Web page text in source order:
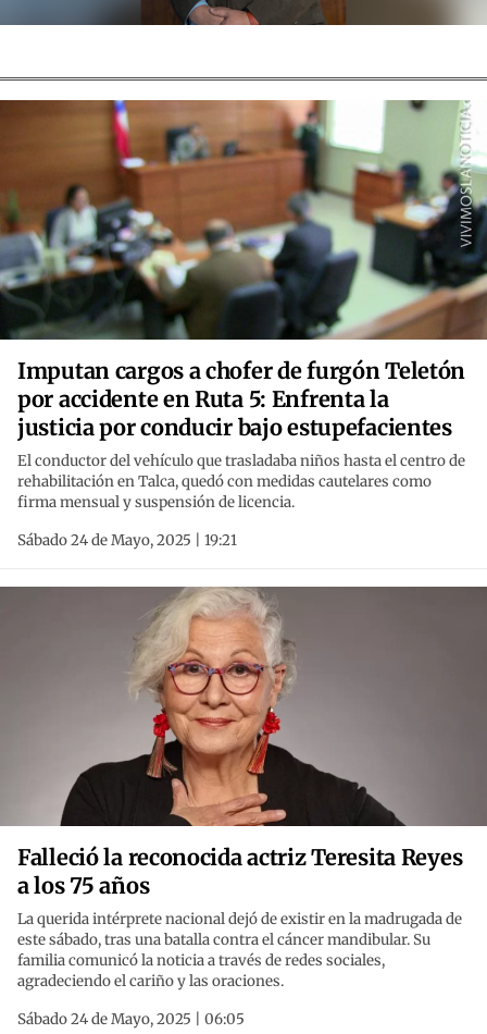
Imputan cargos a chofer de furgón Teletón
por accidente en Ruta 5: Enfrenta la
justicia por conducir bajo estupefacientes
El conductor del vehículo que trasladaba niños hasta el centro de
rehabilitación en Talca, quedó con medidas cautelares como
firma mensual y suspensión de licencia.
Sábado 24 de Mayo, 2025 | 19:21
Falleció la reconocida actriz Teresita Reyes
a los 75 años
La querida intérprete nacional dejó de existir en la madrugada de
este sábado, tras una batalla contra el cáncer mandibular. Su
familia comunicó la noticia a través de redes sociales,
agradeciendo el cariño y las oraciones.
Sábado 24 de Mayo, 2025 | 06:05